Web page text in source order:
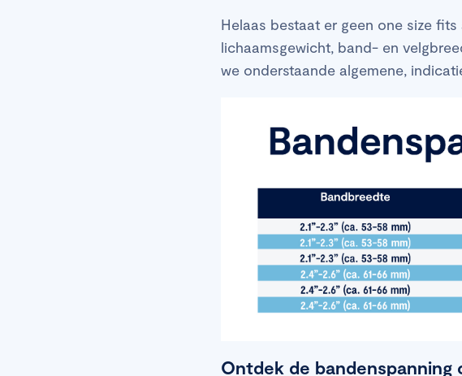
Helaas bestaat er geen one size
lichaamsgewicht, band- en
we onderstaande algemene,
Ontdek de